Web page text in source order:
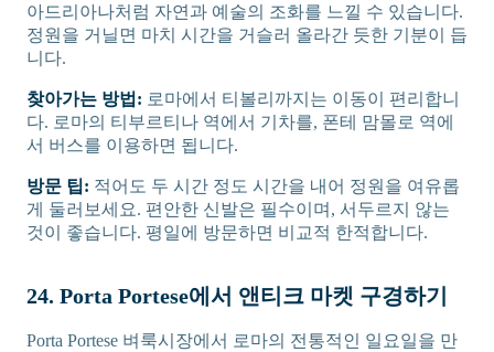
아드리아나처럼 자연과 예술의 조화를 느낄 수 있습니다.
정원을 거닐면 마치 시간을 거슬러 올라간 듯한 기분이 듭
니다.
찾아가는 방법: 로마에서 티볼리까지는 이동이 편리합니
다. 로마의 티부르티나 역에서 기차를, 폰테 맘몰로 역에
서 버스를 이용하면 됩니다.
방문 팁: 적어도 두 시간 정도 시간을 내어 정원을 여유롭
게 둘러보세요. 편안한 신발은 필수이며, 서두르지 않는
것이 좋습니다. 평일에 방문하면 비교적 한적합니다.
24. Porta Portese에서 앤티크 마켓 구경하기
Porta Portese 벼룩시장에서 로마의 전통적인 일요일을 만